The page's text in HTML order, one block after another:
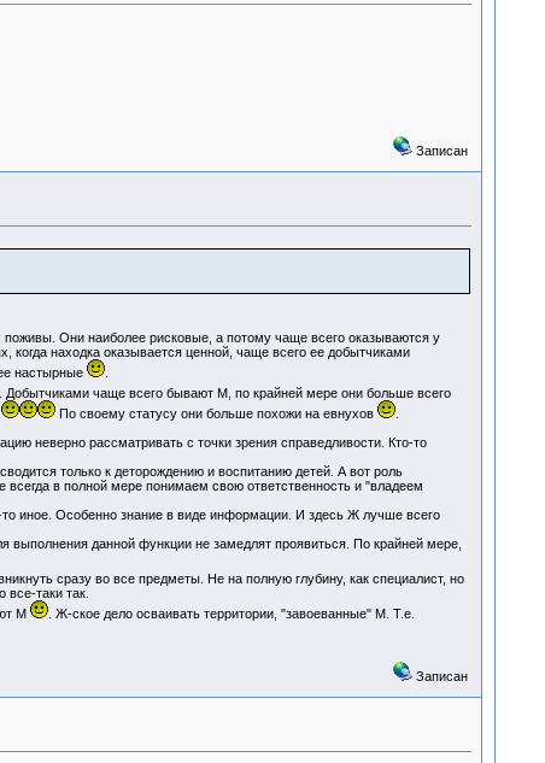
Записан
Они наиболее рисковые, а потому чаще всего оказываются у
когда находка оказывается ценной, чаще всего ее добытчиками
настырные
.
Добытчиками чаще всего бывают М, по крайней мере они больше всего
По своему статусу они больше похожи на евнухов
.
неверно рассматривать с точки зрения справедливости. Кто-то
только к деторождению и воспитанию детей. А вот роль
в полной мере понимаем свою ответственность и "владеем
иное. Особенно знание в виде информации. И здесь Ж лучше всего
данной функции не замедлят проявиться. По крайней мере,
сразу во все предметы. Не на полную глубину, как специалист, но
таки так.
М
. Ж-ское дело осваивать территории, "завоеванные" М. Т.е.
Записан